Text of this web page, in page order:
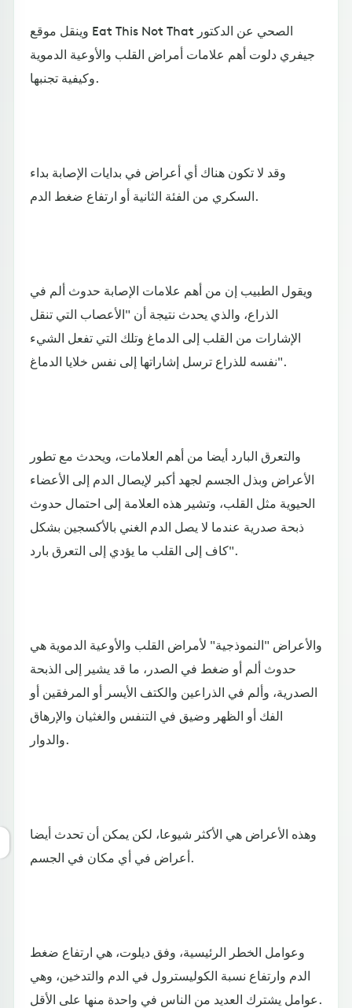
وينقل موقع Eat This Not That الصحي عن الدكتور
جيفري دلوت أهم علامات أمراض القلب والأوعية الدموية
وكيفية تجنبها.
وقد لا تكون هناك أي أعراض في بدايات الإصابة بداء
السكري من الفئة الثانية أو ارتفاع ضغط الدم.
ويقول الطبيب إن من أهم علامات الإصابة حدوث ألم في
الذراع، والذي يحدث نتيجة أن "الأعصاب التي تنقل
الإشارات من القلب إلى الدماغ وتلك التي تفعل الشيء
نفسه للذراع ترسل إشاراتها إلى نفس خلايا الدماغ".
والتعرق البارد أيضا من أهم العلامات، ويحدث مع تطور
الأعراض وبذل الجسم لجهد أكبر لإيصال الدم إلى الأعضاء
الحيوية مثل القلب، وتشير هذه العلامة إلى احتمال حدوث
ذبحة صدرية عندما لا يصل الدم الغني بالأكسجين بشكل
كاف إلى القلب ما يؤدي إلى التعرق بارد".
والأعراض "النموذجية" لأمراض القلب والأوعية الدموية هي
حدوث ألم أو ضغط في الصدر، ما قد يشير إلى الذبحة
الصدرية، وألم في الذراعين والكتف الأيسر أو المرفقين أو
الفك أو الظهر وضيق في التنفس والغثيان والإرهاق
والدوار.
وهذه الأعراض هي الأكثر شيوعا، لكن يمكن أن تحدث أيضا
أعراض في أي مكان في الجسم.
وعوامل الخطر الرئيسية، وفق ديلوت، هي ارتفاع ضغط
الدم وارتفاع نسبة الكوليسترول في الدم والتدخين، وهي
عوامل يشترك العديد من الناس في واحدة منها على الأقل.